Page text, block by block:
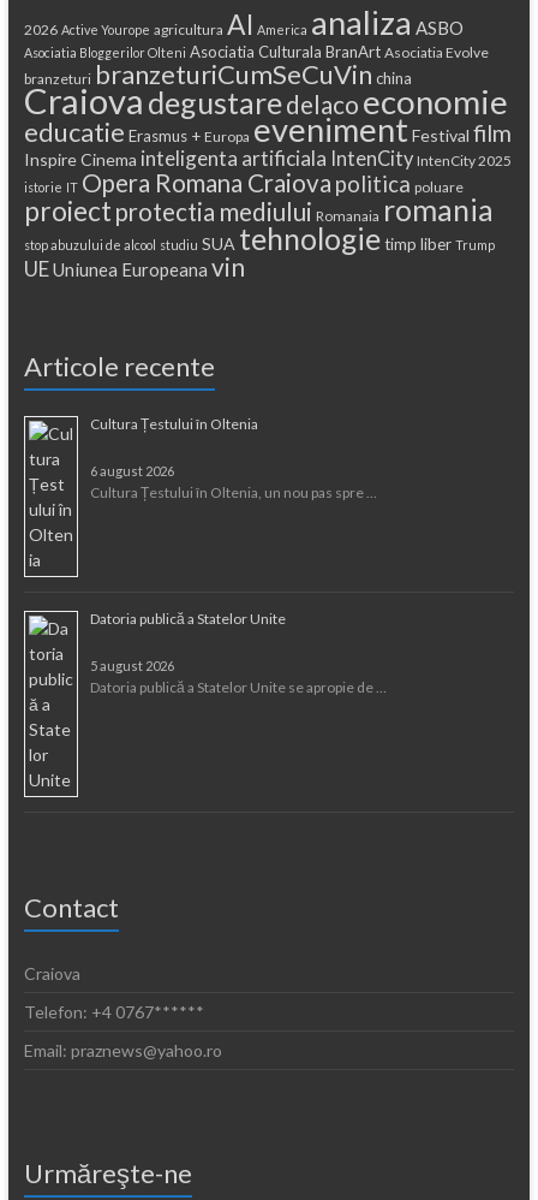
2026 Active Yourope agricultura AI America analiza ASBO
Asociatia Bloggerilor Olteni Asociatia Culturala BranArt Asociatia Evolve
branzeturi branzeturiCumSeCuVin china
Craiova degustaredelaco economie
educatie Erasmus + Europa eveniment Festival film
Inspire Cinema inteligenta artificiala IntenCity IntenCity 2025
istorie IT Opera Romana Craiova politica poluare
proiect protectia mediului Romanaia romania
stop abuzului de alcool studiu SUA tehnologie timp liber Trump
UEUniunea Europeana vin
Articole recente
Cultura Țestului în Oltenia
6 august 2026
Cultura Țestului în Oltenia, un nou pas spre …
Datoria publică a Statelor Unite
5 august 2026
Datoria publică a Statelor Unite se apropie de …
Contact
Craiova
Telefon: +4 0767******
Email: praznews@yahoo.ro
Urmăreşte-ne